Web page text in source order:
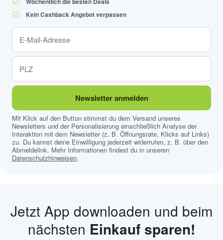
Kein Cashback Angebot verpassen
Newsletter anmelden
Mit Klick auf den Button stimmst du dem Versand unseres
Newsletters und der Personalisierung einschließlich Analyse der
Interaktion mit dem Newsletter (z. B. Öffnungsrate, Klicks auf Links)
zu. Du kannst deine Einwilligung jederzeit widerrufen, z. B. über den
Abmeldelink. Mehr Informationen findest du in unseren
Datenschutzhinweisen.
Jetzt App downloaden und beim
nächsten Einkauf sparen!